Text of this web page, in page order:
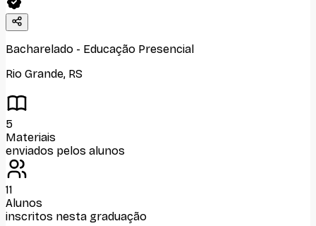
Bacharelado - Educação Presencial
Rio Grande, RS
5
Materiais
enviados pelos alunos
11
Alunos
inscritos nesta graduação